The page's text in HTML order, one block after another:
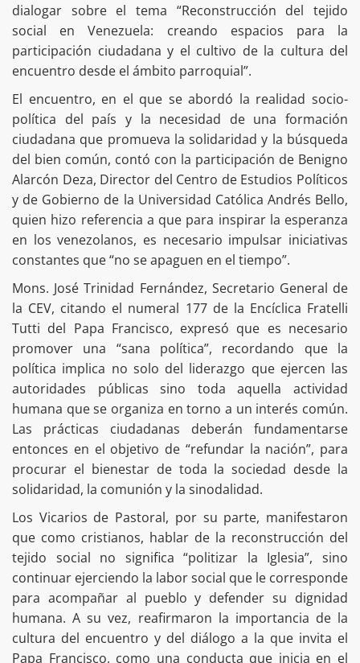
dialogar sobre el tema “Reconstrucción del tejido
social en Venezuela: creando espacios para la
participación ciudadana y el cultivo de la cultura del
encuentro desde el ámbito parroquial”.
El encuentro, en el que se abordó la realidad socio-
política del país y la necesidad de una formación
ciudadana que promueva la solidaridad y la búsqueda
del bien común, contó con la participación de Benigno
Alarcón Deza, Director del Centro de Estudios Políticos
y de Gobierno de la Universidad Católica Andrés Bello,
quien hizo referencia a que para inspirar la esperanza
en los venezolanos, es necesario impulsar iniciativas
constantes que “no se apaguen en el tiempo”.
Mons. José Trinidad Fernández, Secretario General de
la CEV, citando el numeral 177 de la Encíclica Fratelli
Tutti del Papa Francisco, expresó que es necesario
promover una “sana política”, recordando que la
política implica no solo del liderazgo que ejercen las
autoridades públicas sino toda aquella actividad
humana que se organiza en torno a un interés común.
Las prácticas ciudadanas deberán fundamentarse
entonces en el objetivo de “refundar la nación”, para
procurar el bienestar de toda la sociedad desde la
solidaridad, la comunión y la sinodalidad.
Los Vicarios de Pastoral, por su parte, manifestaron
que como cristianos, hablar de la reconstrucción del
tejido social no significa “politizar la Iglesia”, sino
continuar ejerciendo la labor social que le corresponde
para acompañar al pueblo y defender su dignidad
humana. A su vez, reafirmaron la importancia de la
cultura del encuentro y del diálogo a la que invita el
Papa Francisco, como una conducta que inicia en el